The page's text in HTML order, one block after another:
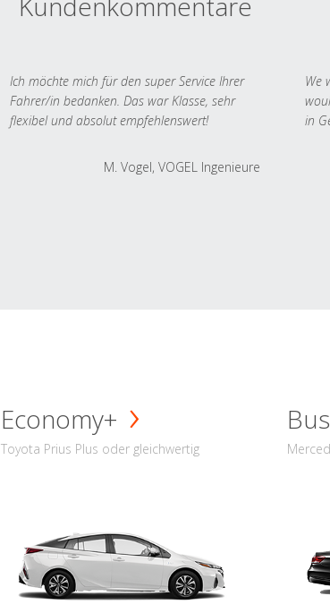
Ich möchte mich für den super Service Ihrer
Fahrer/in bedanken. Das war Klasse, sehr
flexibel und absolut empfehlenswert!
M. Vogel, VOGEL Ingenieure
We
in
Economy+
Toyota Prius Plus oder gleichwertig